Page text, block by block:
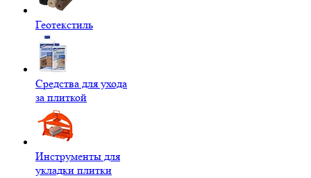
Геотекстиль
Средства для ухода
за плиткой
Инструменты для
укладки плитки